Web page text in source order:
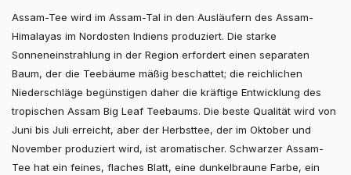
Assam-Tee wird im Assam-Tal in den Ausläufern des Assam-
Himalayas im Nordosten Indiens produziert. Die starke
Sonneneinstrahlung in der Region erfordert einen separaten
Baum, der die Teebäume mäßig beschattet; die reichlichen
Niederschläge begünstigen daher die kräftige Entwicklung des
tropischen Assam Big Leaf Teebaums. Die beste Qualität wird von
Juni bis Juli erreicht, aber der Herbsttee, der im Oktober und
November produziert wird, ist aromatischer. Schwarzer Assam-
Tee hat ein feines, flaches Blatt, eine dunkelbraune Farbe, ein